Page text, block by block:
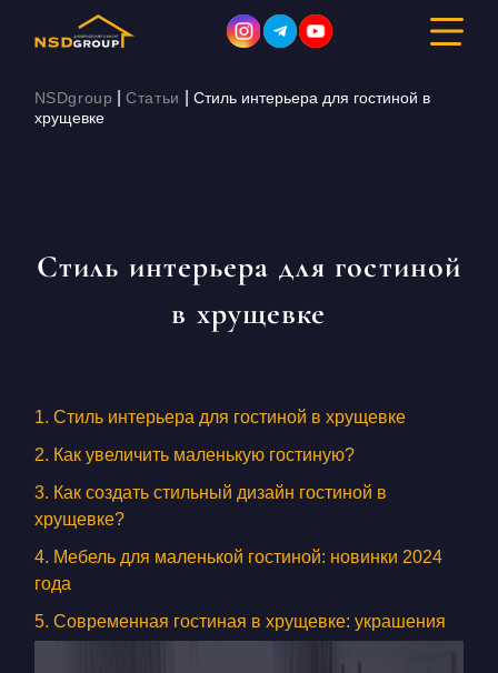
СТРОИТЕЛЬСТВО
О КОМПАНИИ
КОНТАКТЫ
БЛОГ
NSDgroup |Статьи
Стиль интерьера для гостиной в
хрущевке
Стиль интерьера для гостиной
в хрущевке
1. Стиль интерьера для гостиной в хрущевке
2. Как увеличить маленькую гостиную?
3. Как создать стильный дизайн гостиной в
хрущевке?
4. Мебель для маленькой гостиной: новинки 2024
года
5. Современная гостиная в хрущевке: украшения